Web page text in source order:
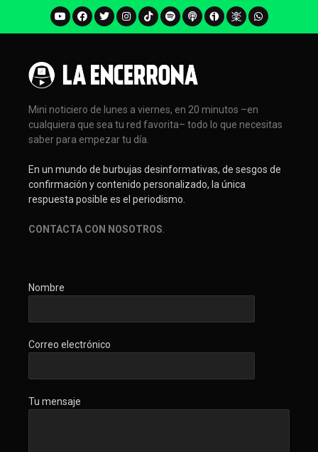
Mini noticiero de lunes a viernes, en 20 minutos –en
cualquiera que sea tu red favorita– todo lo que necesitas
saber para empezar tu día.
En un mundo de burbujas desinformativas, de sesgos de
confirmación y contenido personalizado, la única
respuesta posible es el periodismo.
CONTACTA CON NOSOTROS
Nombre
Correo electrónico
Tu mensaje